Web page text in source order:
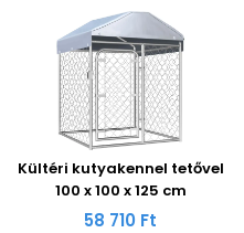
Kültéri kutyakennel tetővel
100 x 100 x 125 cm
58 710 Ft